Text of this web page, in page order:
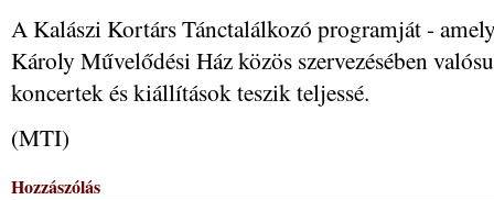
A Kalászi Kortárs Tánctalálkozó programját -
Károly Művelődési Ház közös szervezésében
koncertek és kiállítások teszik teljessé.
(MTI)
Hozzászólás